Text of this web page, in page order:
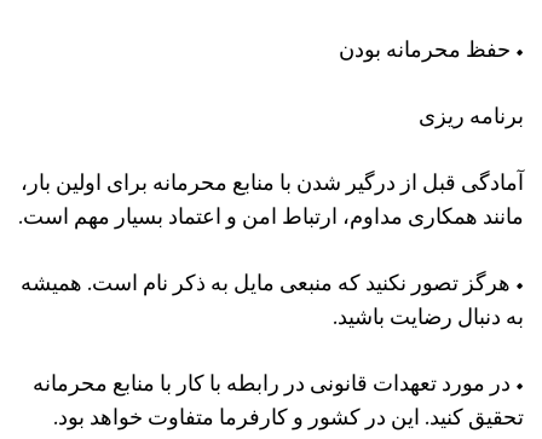
• حفظ محرمانه بودن
برنامه ریزی
آمادگی قبل از درگیر شدن با منابع محرمانه برای اولین بار،
مانند همکاری مداوم، ارتباط امن و اعتماد بسیار مهم است.
• هرگز تصور نکنید که منبعی مایل به ذکر نام است. همیشه
به دنبال رضایت باشید.
• در مورد تعهدات قانونی در رابطه با کار با منابع محرمانه
تحقیق کنید. این در کشور و کارفرما متفاوت خواهد بود.